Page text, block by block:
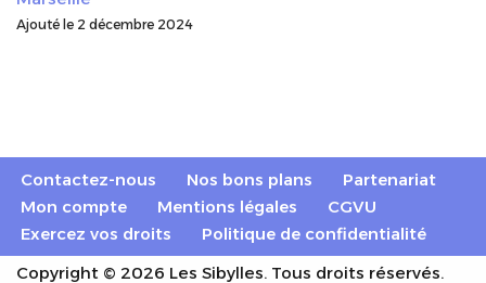
Ajouté le 2 décembre 2024
Contactez-nous Nos bons plans
Partenariat
Mon compte
Mentions légales
CGVU
Exercez vos droits
Politique de confidentialité
Copyright © 2026 Les Sibylles. Tous droits réservés.